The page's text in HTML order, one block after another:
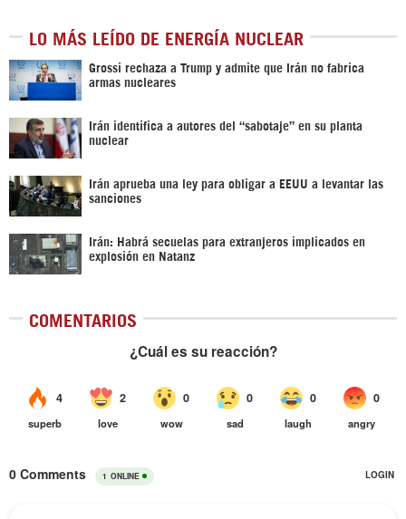
LO MÁS LEÍDO DE ENERGÍA NUCLEAR
Grossi rechaza a Trump y admite que Irán no fabrica
armas nucleares
Irán identifica a autores del “sabotaje” en su planta
nuclear
Irán aprueba una ley para obligar a EEUU a levantar las
sanciones
Irán: Habrá secuelas para extranjeros implicados en
explosión en Natanz
COMENTARIOS